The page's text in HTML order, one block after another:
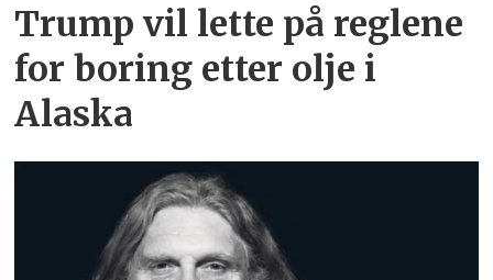
Trump vil lette på reglene
for boring etter olje i
Alaska